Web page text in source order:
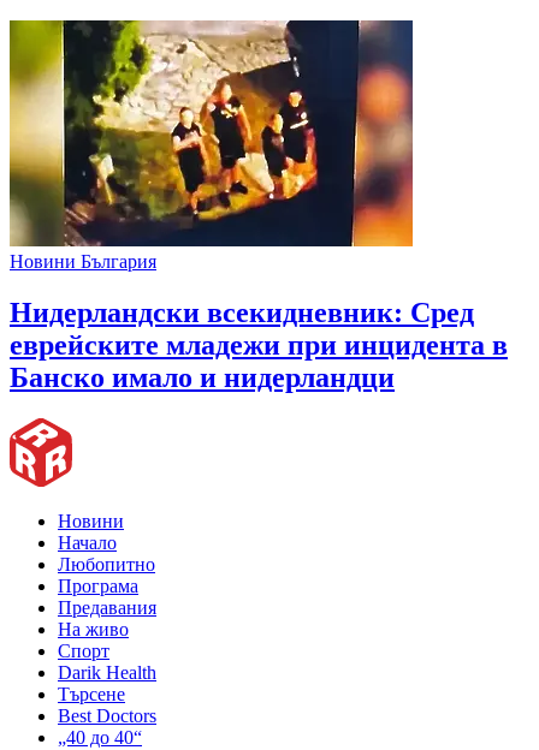
Новини България
Нидерландски всекидневник: Сред
еврейските младежи при инцидента в
Банско имало и нидерландци
Новини
Начало
Любопитно
Програма
Предавания
На живо
Спорт
Darik Health
Търсене
Best Doctors
„40 до 40“